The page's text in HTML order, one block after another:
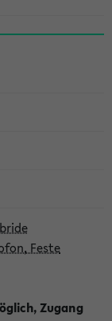
Feste
Zugang